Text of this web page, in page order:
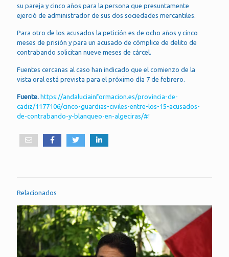
su pareja y cinco años para la persona que presuntamente
ejerció de administrador de sus dos sociedades mercantiles.
Para otro de los acusados la petición es de ocho años y cinco
meses de prisión y para un acusado de cómplice de delito de
contrabando solicitan nueve meses de cárcel.
Fuentes cercanas al caso han indicado que el comienzo de la
vista oral está prevista para el próximo día 7 de febrero.
Fuente. https://andaluciainformacion.es/provincia-de-
cadiz/1177106/cinco-guardias-civiles-entre-los-15-acusados-
de-contrabando-y-blanqueo-en-algeciras/#!
Relacionados